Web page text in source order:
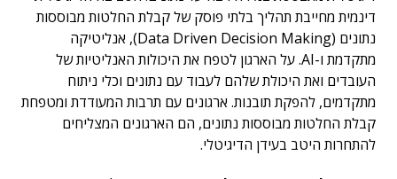
דינמית מחייבת תהליך בלתי פוסק של קבלת החלטות מבוססות
נתונים (Data Driven Decision Making), אנליטיקה
מתקדמת ו-AI. על הארגון לטפח את היכולות האנליטיות של
העובדים ואת היכולת שלהם לעבוד עם נתונים וכלי ניתוח
מתקדמים, להפקת תובנות. ארגונים עם תרבות המעודדת ומטפחת
קבלת החלטות מבוססות נתונים, הם הארגונים המצליחים
להתחרות היטב בעידן הדיגיטלי.